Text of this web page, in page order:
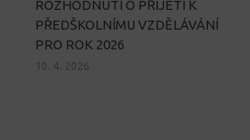
ROZHODNUTÍ O PŘIJETÍ K
PŘEDŠKOLNÍMU VZDĚLÁVÁNÍ
PRO ROK 2026
10. 4. 2026